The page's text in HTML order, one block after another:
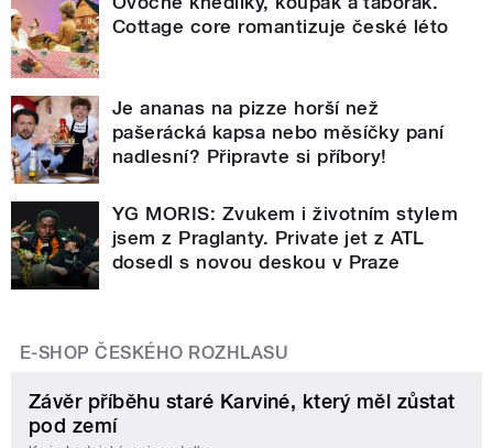
Cottage core romantizuje české léto
Je ananas na pizze horší než
pašerácká kapsa nebo měsíčky paní
nadlesní? Připravte si příbory!
YG MORIS: Zvukem i životním stylem
jsem z Praglanty. Private jet z ATL
dosedl s novou deskou v Praze
E-SHOP ČESKÉHO ROZHLASU
Závěr příběhu staré Karviné, který měl zůstat
pod zemí